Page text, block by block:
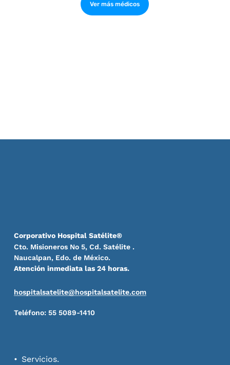
Ver más médicos
Corporativo Hospital Satélite®
Cto. Misioneros No 5, Cd. Satélite .
Naucalpan, Edo. de México.
Atención inmediata las 24 horas.
hospitalsatelite@hospitalsatelite.com
Teléfono: 55 5089-1410
Servicios.